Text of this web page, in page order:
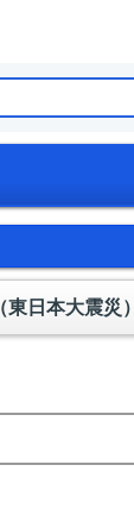
東日本大震災